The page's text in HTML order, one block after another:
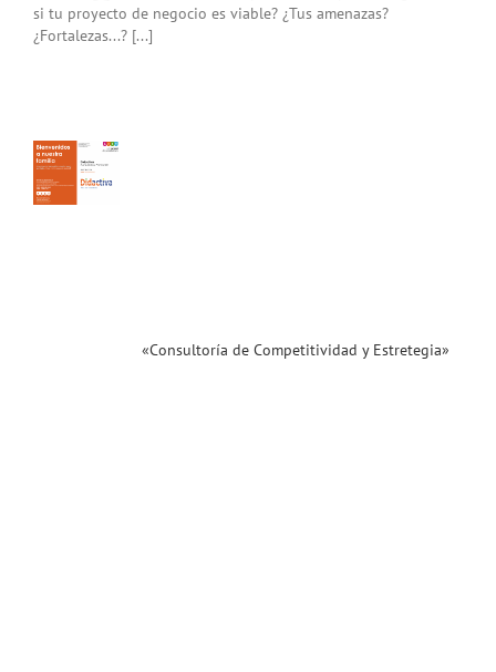
si tu proyecto de negocio es viable? ¿Tus amenazas?
¿Fortalezas...? [...]
«Consultoría de Competitividad y Estretegia»